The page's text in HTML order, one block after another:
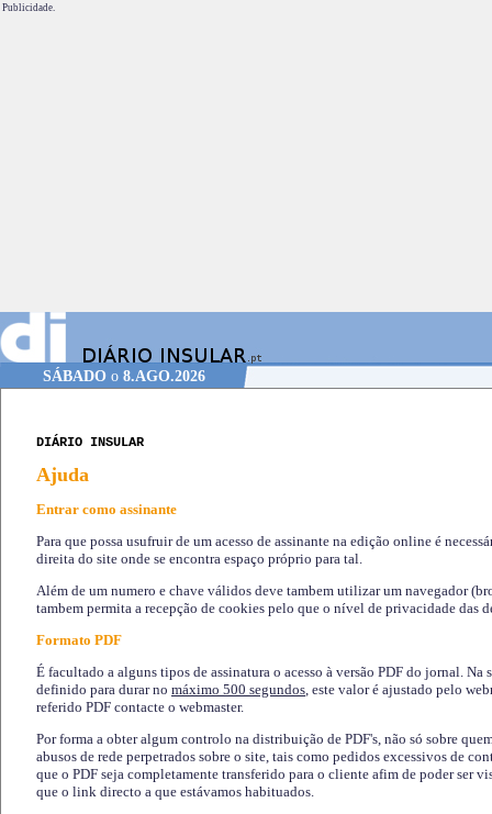
Publicidade.
SÁBADOo 8.AGO.2026
DIÁRIO INSULAR
Ajuda
Entrar como assinante
Para que possa usufruir de um acesso de assinante na edição online é
direita do site onde se encontra espaço próprio para tal.
Além de um numero e chave válidos deve tambem utilizar um navegador
tambem permita a recepção de cookies pelo que o nível de privacidade das
Formato PDF
É facultado a alguns tipos de assinatura o acesso à versão PDF do jornal. Na
definido para durar no máximo 500 segundos, este valor é ajustado pelo
referido PDF contacte o webmaster.
Por forma a obter algum controlo na distribuição de PDF's, não só sobre
abusos de rede perpetrados sobre o site, tais como pedidos excessivos de
que o PDF seja completamente transferido para o cliente afim de poder ser
que o link directo a que estávamos habituados.